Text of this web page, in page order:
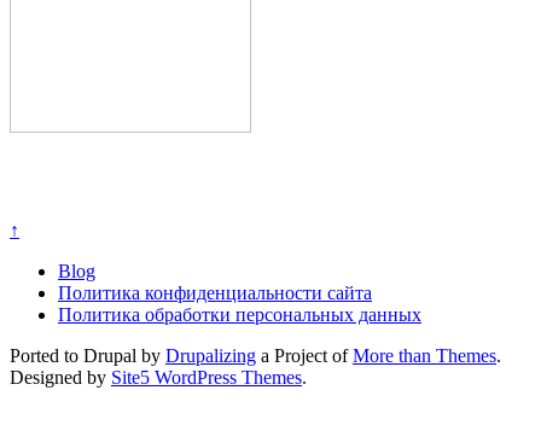
↑
Blog
Политика конфиденциальности сайта
Политика обработки персональных данных
Ported to Drupal by Drupalizing a Project ofMore than Themes.
Designed by Site5 WordPress Themes.